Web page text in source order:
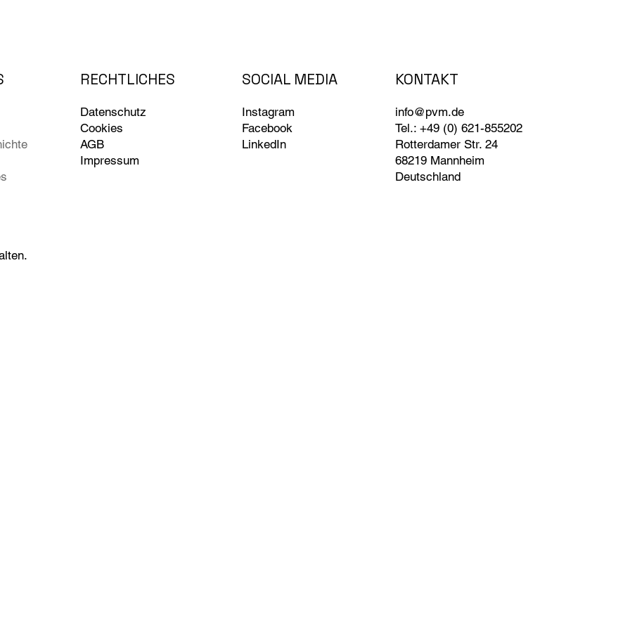
RECHTLICHES
Datenschutz
Cookies
AGB
Impressum
SOCIAL MEDIA
Instagram
Facebook
LinkedIn
KONTAKT
info@pvm.de
Tel.: +49 (0) 621-855202
Rotterdamer Str. 24
68219 Mannheim
Deutschland